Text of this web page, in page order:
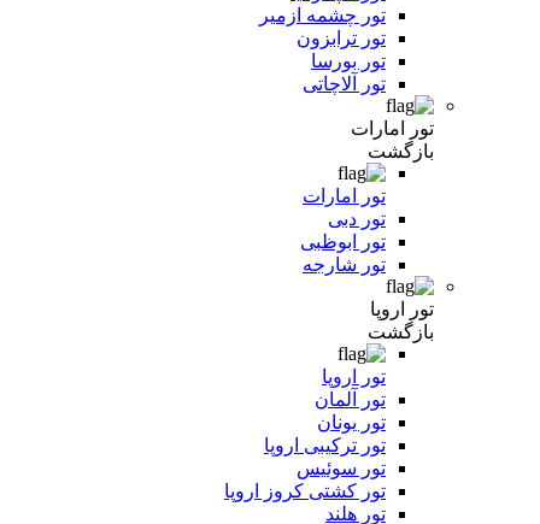
تور چشمه ازمیر
تور ترابزون
تور بورسا
تور آلاچاتی
تور امارات
بازگشت
تور امارات
تور دبی
تور ابوظبی
تور شارجه
تور اروپا
بازگشت
تور اروپا
تور آلمان
تور یونان
تور ترکیبی اروپا
تور سوئیس
تور کشتی کروز اروپا
تور هلند